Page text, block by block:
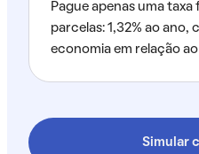
Pague apenas uma taxa
parcelas: 1,32% ao ano,
economia em relação
Simular